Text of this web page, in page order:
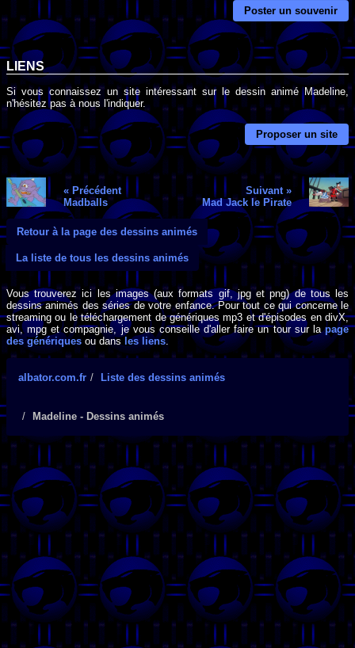
Poster un souvenir
LIENS
Si vous connaissez un site intéressant sur le dessin animé Madeline,
n'hésitez pas à nous l'indiquer.
Proposer un site
« Précédent
Madballs
Suivant »
Mad Jack le Pirate
Retour à la page des dessins animés
La liste de tous les dessins animés
Vous trouverez ici les images (aux formats gif, jpg et png) de tous les
dessins animés des séries de votre enfance. Pour tout ce qui concerne le
streaming ou le téléchargement de génériques mp3 et d'épisodes en divX,
avi, mpg et compagnie, je vous conseille d'aller faire un tour sur lapage
des génériques ou dans les liens.
albator.com.fr Liste des dessins animés
Madeline - Dessins animés